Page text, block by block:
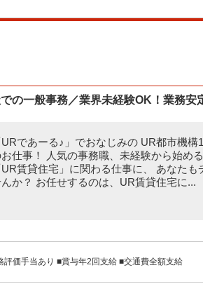
の一般事務／業界未経験OK！業務
URであーる♪」でおなじみの UR都市機構
仕事！ 人気の事務職、未経験から始め
UR賃貸住宅」に関わる仕事に、 あなたも
か？ お任せするのは、UR賃貸住宅に...
評価手当あり ■賞与年2回支給 ■交通費全額支給